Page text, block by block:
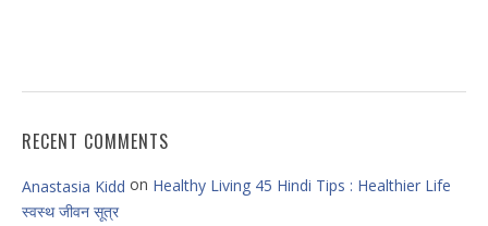
RECENT COMMENTS
Anastasia Kidd on Healthy Living 45 Hindi Tips : Healthier Life
स्वस्थ जीवन सूत्र